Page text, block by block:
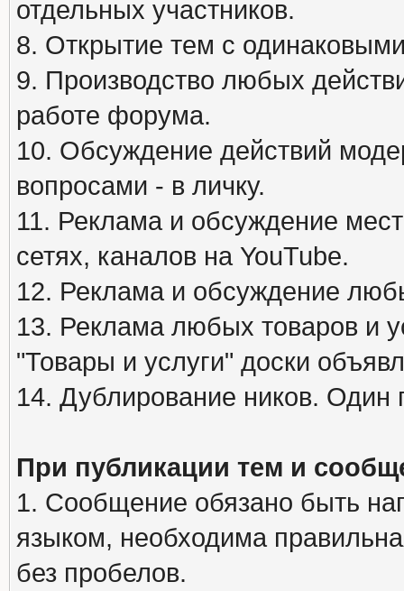
отдельных участников.
8. Открытие тем с
9. Производство любых
работе форума.
10. Обсуждение действий
вопросами - в личку.
11. Реклама и обсуждение
сетях, каналов на YouTube.
12. Реклама и обсуждение
13. Реклама любых товаров и
"Товары и услуги" доски
14. Дублирование ников. Один
При публикации тем и
1. Сообщение обязано быть
языком, необходима
без пробелов.